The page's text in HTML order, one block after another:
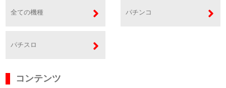
全ての機種 パチンコ
パチスロ
コンテンツ